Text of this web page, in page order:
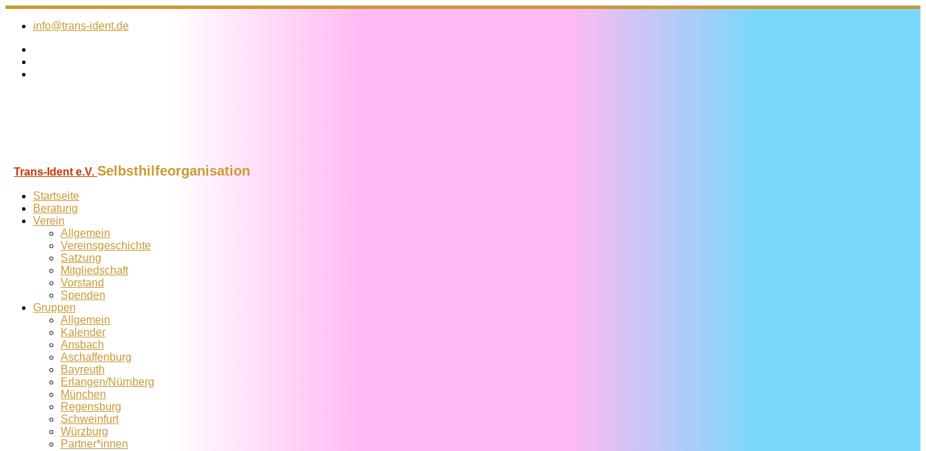
Zum
Inhalt
info@trans-ident.de
Trans-Ident e.V. Selbsthilfeorganisation
Startseite
Beratung
Verein
Allgemein
Vereins­geschichte
Satzung
Mitglied­schaft
Vorstand
Spenden
Gruppen
Allgemein
Kalender
Ansbach
Aschaffenburg
Bayreuth
Erlangen/Nürnberg
München
Regensburg
Schweinfurt
Würzburg
Partner*innen